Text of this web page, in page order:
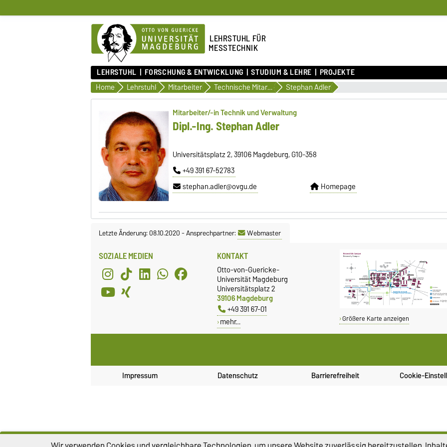
LEHRSTUHL FÜR
MESSTECHNIK
LEHRSTUHL FORSCHUNG & ENTWICKLUNG STUDIUM & LEHRE PROJEKTE
Home Lehrstuhl Mitarbeiter Technische Mitarbeiter Stephan Adler
Mitarbeiter/-in Technik und Verwaltung
Dipl.-Ing. Stephan Adler
Universitätsplatz 2, 39106 Magdeburg, G10-358
+49 391 67-52783
stephan.adler@ovgu.de
Homepage
Letzte Änderung: 08.10.2020-Ansprechpartner: Webmaster
SOZIALE MEDIEN KONTAKT
Otto-von-Guericke-
Universität Magdeburg
Universitätsplatz 2
39106 Magdeburg
+49 391 67-01
mehr…
Größere Karte anzeigen
Impressum Datenschutz Barrierefreiheit Cookie-